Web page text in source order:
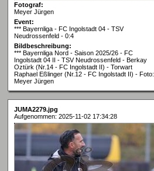
Fotograf:
Meyer Jürgen
Event:
*** Bayernliga - FC Ingolstadt 04 - TSV
Neudrossenfeld - 0:4
Bildbeschreibung:
*** Bayernliga Nord - Saison 2025/26 - FC
Ingolstadt 04 II - TSV Neudrossenfeld - Berkay
Oztürk (Nr.14 - FC Ingolstadt II) - Torwart
Raphael Eßlinger (Nr.12 - FC Ingolstadt II) - Foto:
Meyer Jürgen
JUMA2279.jpg
Aufgenommen: 2025-11-02 17:34:28